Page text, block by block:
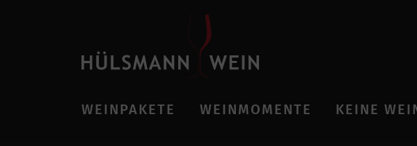
WEINPAKETE WEINMOMENTE KEINE